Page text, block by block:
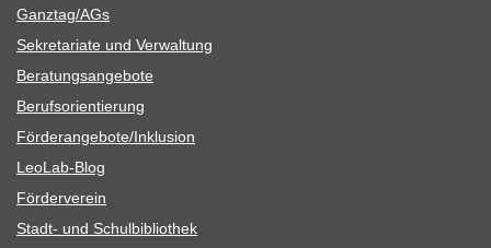
Ganztag/​​AGs
Sekre­ta­riate und Verwaltung
Bera­tungs­an­ge­bote
Berufs­ori­en­tie­rung
Förderangebote/​​Inklusion
Leo­Lab-Blog
För­der­ver­ein
Stadt- und Schulbibliothek